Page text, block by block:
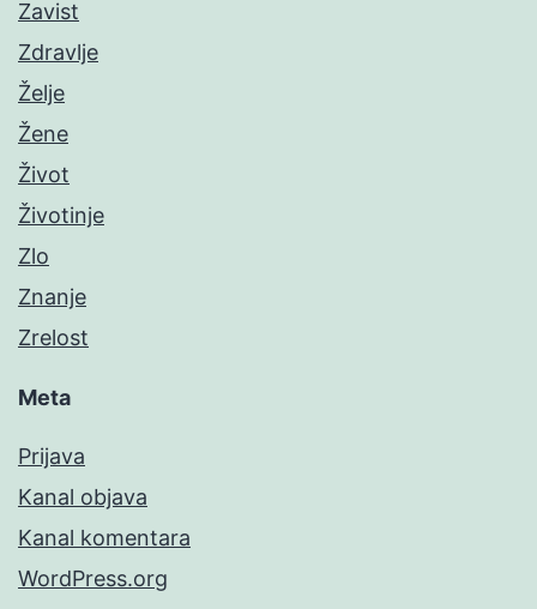
Zavist
Zdravlje
Želje
Žene
Život
Životinje
Zlo
Znanje
Zrelost
Meta
Prijava
Kanal objava
Kanal komentara
WordPress.org